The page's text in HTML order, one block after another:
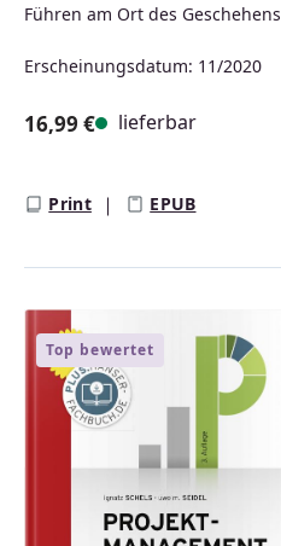
Führen am Ort des Geschehens
Erscheinungsdatum: 11/2020
16,99 € lieferbar
Print EPUB
Top bewertet